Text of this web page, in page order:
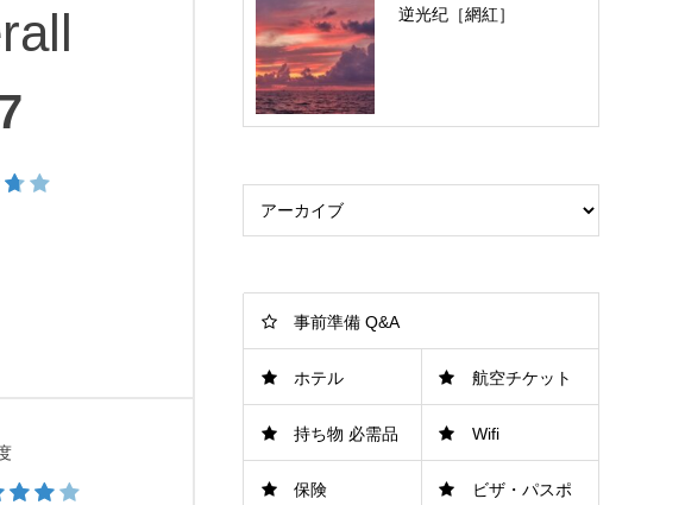
度
逆光纪［網紅］
事前準備 Q&A
ホテル 航空チケット
持ち物 必需品 Wifi
保険 ビザ・パスポ